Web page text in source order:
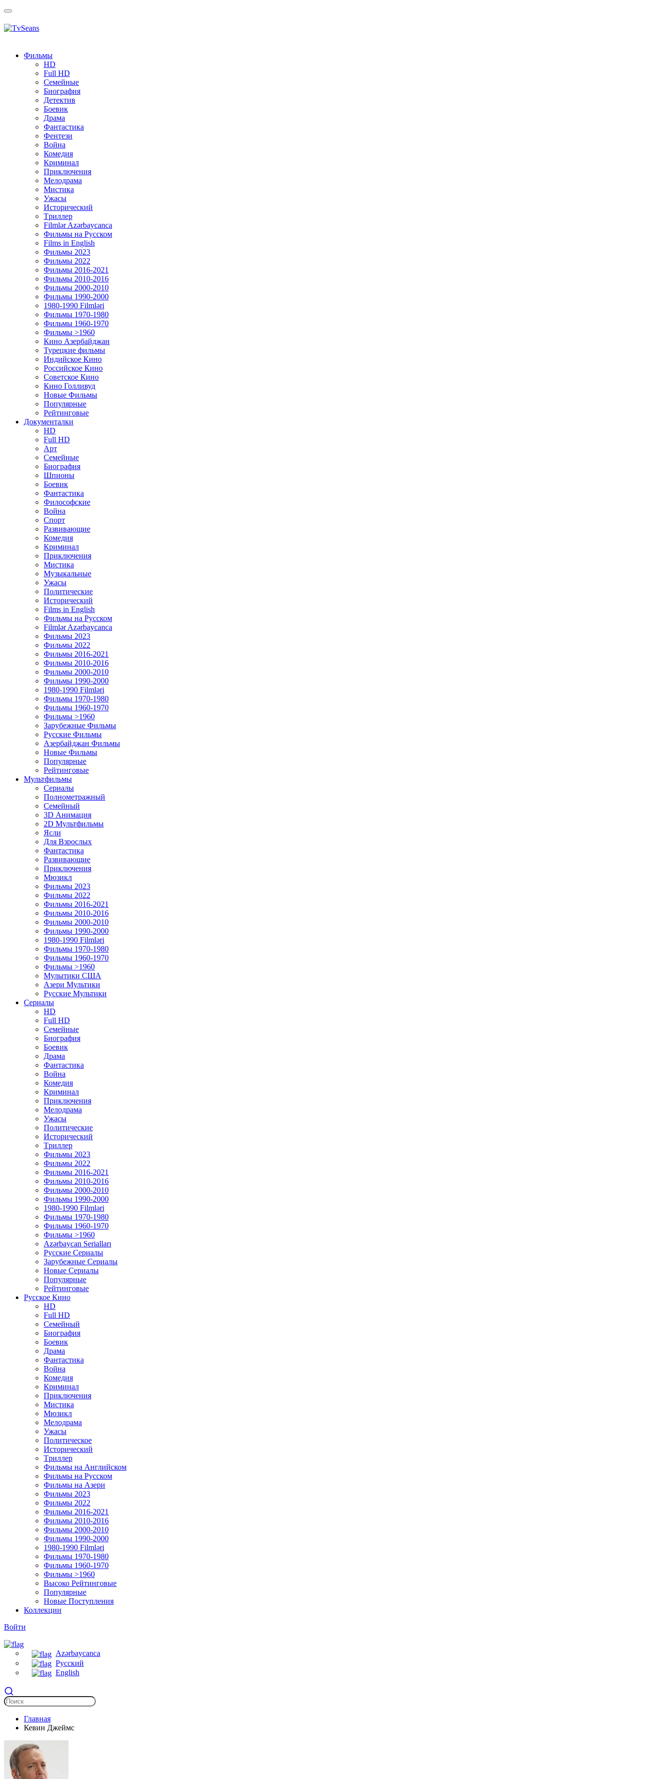
Toggle
Фильмы
HD
Full HD
Семейные
Биография
Детектив
Боевик
Драма
Фантастика
Фентези
Война
Комедия
Криминал
Приключения
Мелодрама
Мистика
Ужасы
Исторический
Tриллер
Filmlər Azərbaycanca
Фильмы на Русском
Films in English
Фильмы 2023
Фильмы 2022
Фильмы 2016-2021
Фильмы 2010-2016
Фильмы 2000-2010
Фильмы 1990-2000
1980-1990 Filmləri
Фильмы 1970-1980
Фильмы 1960-1970
Фильмы >1960
Кино Азербайджан
Турецкие фильмы
Индийское Кино
Российское Кино
Советское Кино
Кино Голливуд
Новые Фильмы
Популярные
Рейтинговые
Документалки
HD
Full HD
Арт
Семейные
Биография
Шпионы
Боевик
Фантастика
Философские
Война
Спорт
Развивающие
Комедия
Криминал
Приключения
Мистика
Музыкальные
Ужасы
Политические
Исторический
Films in English
Фильмы на Русском
Filmlər Azərbaycanca
Фильмы 2023
Фильмы 2022
Фильмы 2016-2021
Фильмы 2010-2016
Фильмы 2000-2010
Фильмы 1990-2000
1980-1990 Filmləri
Фильмы 1970-1980
Фильмы 1960-1970
Фильмы >1960
Зарубежные Фильмы
Русские Фильмы
Азербайджан Фильмы
Новые Фильмы
Популярные
Рейтинговые
Мультфильмы
Сериалы
Полнометражный
Семейный
3D Анимация
2D Мультфильмы
Ясли
Для Взрослых
Фантастика
Развивающие
Приключения
Мюзикл
Фильмы 2023
Фильмы 2022
Фильмы 2016-2021
Фильмы 2010-2016
Фильмы 2000-2010
Фильмы 1990-2000
1980-1990 Filmləri
Фильмы 1970-1980
Фильмы 1960-1970
Фильмы >1960
Мулытики США
Азери Мультики
Русские Мультики
Сериалы
HD
Full HD
Семейные
Биография
Боевик
Драма
Фантастика
Война
Комедия
Криминал
Приключения
Мелодрама
Ужасы
Политические
Исторический
Tриллер
Фильмы 2023
Фильмы 2022
Фильмы 2016-2021
Фильмы 2010-2016
Фильмы 2000-2010
Фильмы 1990-2000
1980-1990 Filmləri
Фильмы 1970-1980
Фильмы 1960-1970
Фильмы >1960
Azərbaycan Serialları
Русские Сериалы
Зарубежные Сериалы
Новые Сериалы
Популярные
Рейтинговые
Русское Кино
HD
Full HD
Семейный
Биография
Боевик
Драма
Фантастика
Война
Комедия
Криминал
Приключения
Мистика
Мюзикл
Мелодрама
Ужасы
Политическое
Исторический
Tриллер
Фильмы на Английском
Фильмы на Русском
Фильмы на Азери
Фильмы 2023
Фильмы 2022
Фильмы 2016-2021
Фильмы 2010-2016
Фильмы 2000-2010
Фильмы 1990-2000
1980-1990 Filmləri
Фильмы 1970-1980
Фильмы 1960-1970
Фильмы >1960
Высоко Рейтинговые
Популярные
Новые Поступления
Коллекции
Войти
Azərbaycanca
Русский
English
Главная
Кевин Джеймс